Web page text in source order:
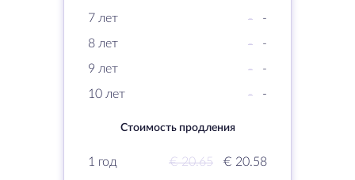
7 лет
-
-
8 лет
-
-
9 лет
-
-
10 лет
- -
Стоимость продления
1 год € 20.65
€ 20.58